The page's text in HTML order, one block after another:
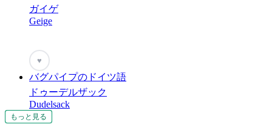
もっと見る
もっと見る
もっと見る
もっと見る
もっと見る
ガイゲ
Geige
♥
バグパイプのドイツ語
ドゥーデルザック
Dudelsack